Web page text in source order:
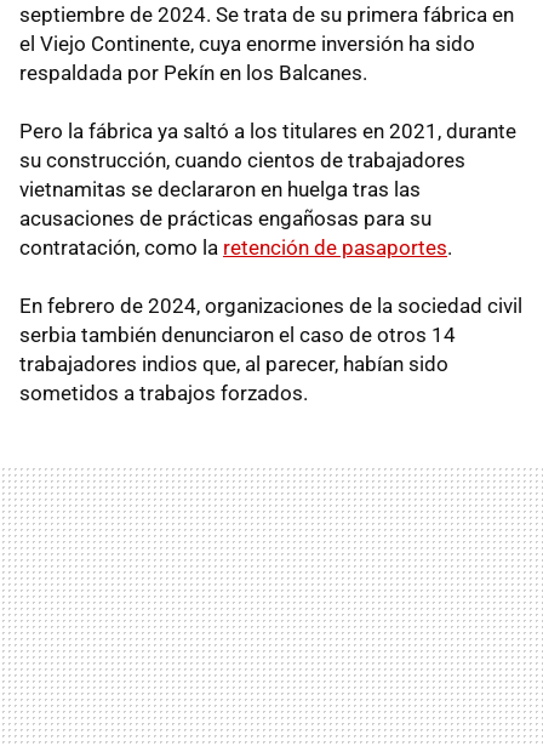
septiembre de 2024. Se trata de su primera fábrica en
el Viejo Continente, cuya enorme inversión ha sido
respaldada por Pekín en los Balcanes.
Pero la fábrica ya saltó a los titulares en 2021, durante
su construcción, cuando cientos de trabajadores
vietnamitas se declararon en huelga tras las
acusaciones de prácticas engañosas para su
contratación, como la retención de pasaportes.
En febrero de 2024, organizaciones de la sociedad civil
serbia también denunciaron el caso de otros 14
trabajadores indios que, al parecer, habían sido
sometidos a trabajos forzados.